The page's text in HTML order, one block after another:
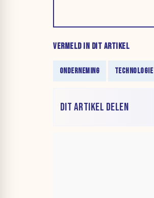
VERMELD IN DIT ARTIKEL
ONDERNEMING TECHNOLOGIE
DIT ARTIKEL DELEN